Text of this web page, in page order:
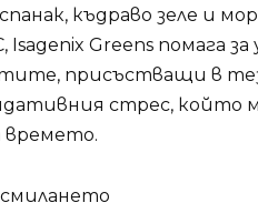
къдраво зеле и
Greens помага
присъстващи в
стрес, който
времето.